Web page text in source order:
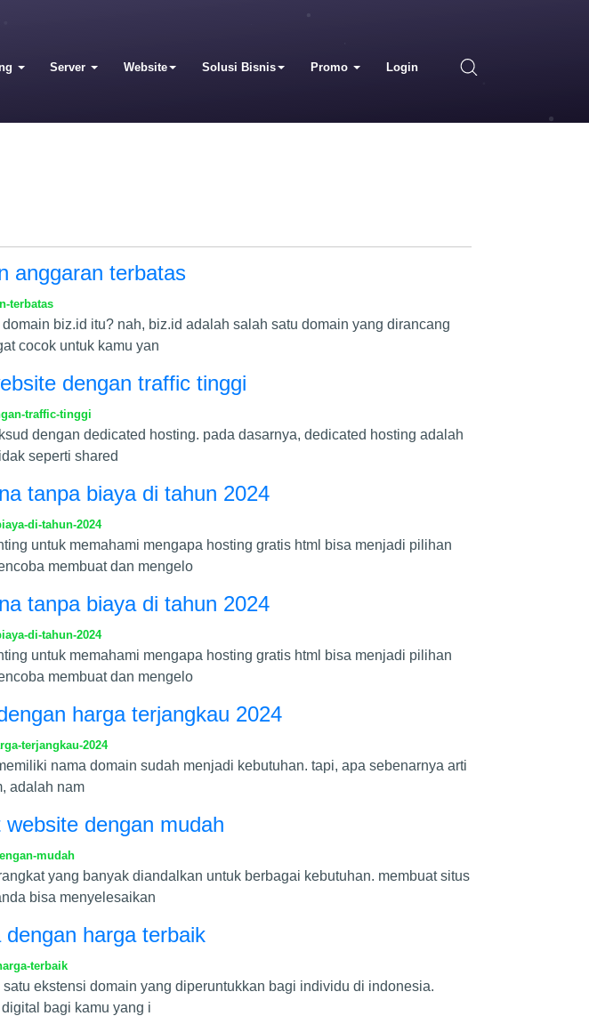
Server Website Solusi Bisnis Promo Login
anggaran terbatas
terbatas
biz.id itu? nah, biz.id adalah salah satu domain yang dirancang
cocok untuk kamu yan
dengan traffic tinggi
traffic-tinggi
dengan dedicated hosting. pada dasarnya, dedicated hosting adalah
seperti shared
tanpa biaya di tahun 2024
di-tahun-2024
untuk memahami mengapa hosting gratis html bisa menjadi pilihan
membuat dan mengelo
tanpa biaya di tahun 2024
di-tahun-2024
untuk memahami mengapa hosting gratis html bisa menjadi pilihan
membuat dan mengelo
harga terjangkau 2024
terjangkau-2024
nama domain sudah menjadi kebutuhan. tapi, apa sebenarnya arti
adalah nam
dengan mudah
mudah
yang banyak diandalkan untuk berbagai kebutuhan. membuat situs
bisa menyelesaikan
harga terbaik
terbaik
ekstensi domain yang diperuntukkan bagi individu di indonesia.
bagi kamu yang i